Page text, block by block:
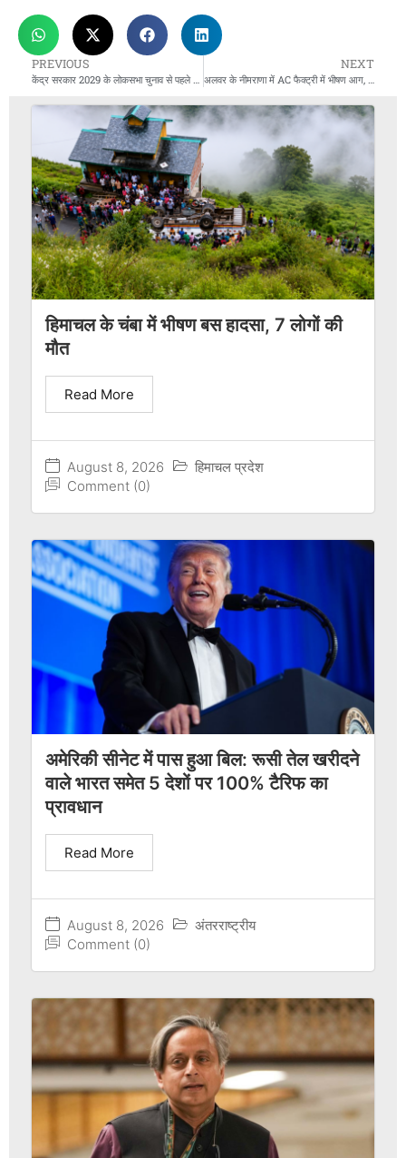
PREVIOUS
केंद्र सरकार 2029 के लोकसभा चुनाव से पहले महिलाओं को 33% आरक्षण देने की तैयारी में
NEXT
अलवर के नीमराणा में AC फैक्ट्री में भीषण आग, करोड़ों का नुकसान
हिमाचल के चंबा में भीषण बस हादसा, 7 लोगों की
मौत
August 8, 2026
हिमाचल प्रदेश
Comment (0)
Read More
अमेरिकी सीनेट में पास हुआ बिल: रूसी तेल खरीदने
वाले भारत समेत 5 देशों पर 100% टैरिफ का
प्रावधान
August 8, 2026
अंतरराष्ट्रीय
Comment (0)
Read More